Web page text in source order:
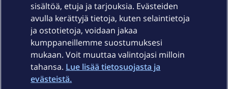
Palvelut
Ajankohtaista
sisältöä, etuja ja tarjouksia. Evästeiden
avulla kerättyjä tietoja, kuten selaintietoja
ja ostotietoja, voidaan jakaa
kumppaneillemme suostumuksesi
mukaan. Voit muuttaa valintojasi milloin
tahansa. Lue lisää tietosuojasta ja
evästeistä.